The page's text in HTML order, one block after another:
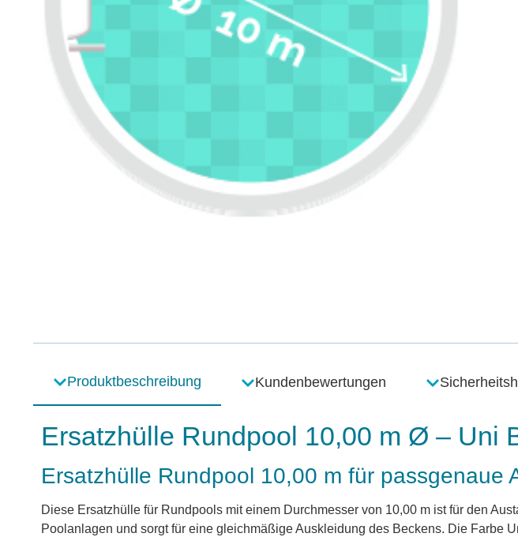
Produktbeschreibung Kundenbewertungen
Ersatzhülle Rundpool 10,00 m Ø – Uni
Ersatzhülle Rundpool 10,00 m für passgenaue
Diese Ersatzhülle für Rundpools mit einem Durchmesser von 10,00 m ist für den
Poolanlagen und sorgt für eine gleichmäßige Auskleidung des Beckens. Die Farbe